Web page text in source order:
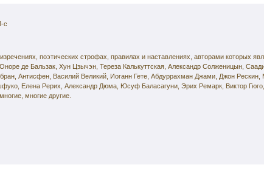
с
поэтических строфах, правилах и наставлениях, авторами которых
де Бальзак, Хун Цзычэн, Тереза Калькуттская, Александр Солженицын,
Антисфен, Василий Великий, Иоганн Гете, Абдуррахман Джами, Джон
Елена Рерих, Александр Дюма, Юсуф Баласагуни, Эрих Ремарк, Виктор Гюго,
многие другие.